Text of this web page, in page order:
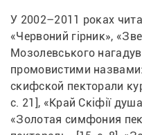
У 2002–2011 роках
«Червоний гірник»,
Мозолевського
промовистими
скифской пекторали
с. 21], «Край Скіфії
«Золотая симфония